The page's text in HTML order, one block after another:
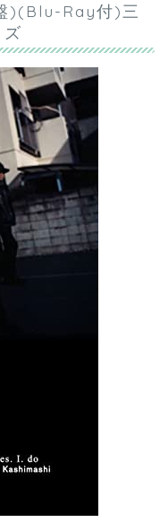
)(Blu-Ray付)三